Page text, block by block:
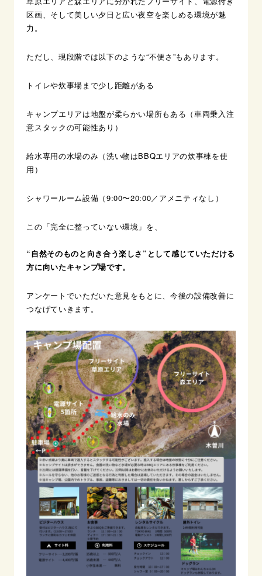
区画、そして美しい夕日と広い夜空を楽しめる環境が魅
力。
ただし、現段階では以下のような“不便さ”もあります。
トイレや炊事場まで少し距離がある
キャンプエリアは地盤が柔らかい場所もある （車両乗入注
意スタックの可能性あり）
給水専用の水場のみ（洗い物はBBQエリアの炊事棟を使
用）
シャワールーム設備（9:00〜20:00／アメニティなし）
この「完全に整っていない環境」を、
“自然そのものと向き合う楽しさ”として感じていただける
方に向いたキャンプ場です。
アンケートでいただいた意見をもとに、今後の設備改善に
つなげていきます。